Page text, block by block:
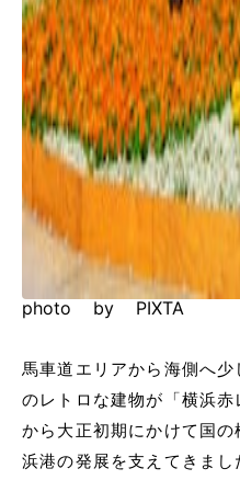
photo by PIXTA
馬車道エリアから海側へ
のレトロな建物が「横浜
から大正初期にかけて国
浜港の発展を支えてきま